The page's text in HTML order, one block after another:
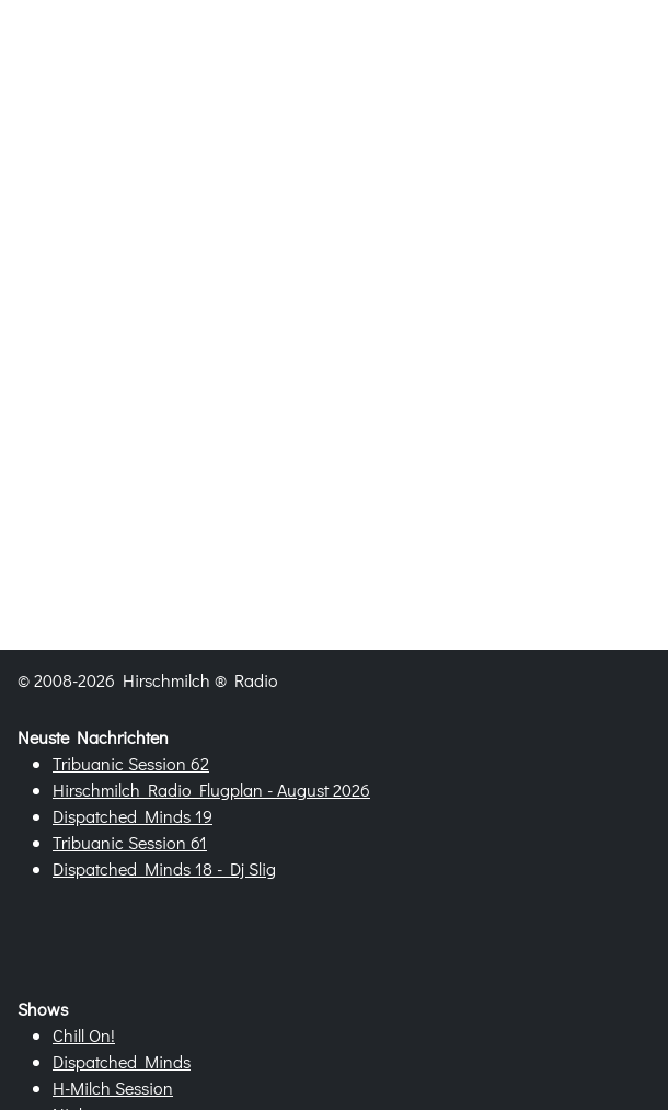
© 2008-2026 Hirschmilch ® Radio
Neuste Nachrichten
Tribuanic Session 62
Hirschmilch Radio Flugplan - August 2026
Dispatched Minds 19
Tribuanic Session 61
Dispatched Minds 18 - Dj Slig
Shows
Chill On!
Dispatched Minds
H-Milch Session